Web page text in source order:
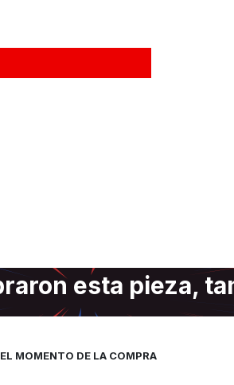
esta pieza,
MOMENTO DE LA COMPRA